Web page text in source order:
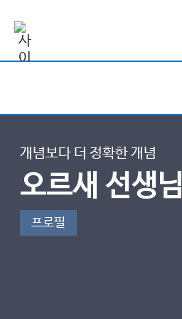
개념보다 더 정확한 개념
오르새 선생님
프로필